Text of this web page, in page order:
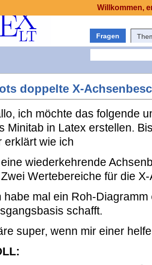
Fragen
doppelte X-
ich möchte das folgende
Minitab in Latex erstellen.
erklärt wie ich
eine wiederkehrende
Zwei Wertebereiche für die
habe mal ein Roh-
schafft.
super, wenn mir einer
Willkommen,